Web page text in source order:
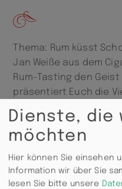
Thema: Rum küsst
Jan Weiße aus dem
Rum-Tasting den
präsentiert Euch die
Beginn: 19:00 Uhr,
60,00 € inkl. Buffet und
Dienste, die
möchten
Hier können Sie einsehen
Information wir über Sie
lesen Sie bitte unsere